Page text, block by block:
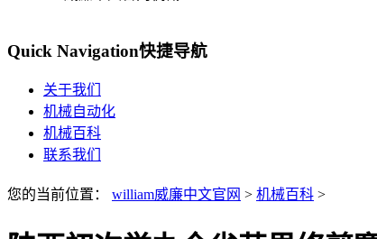
Quick Navigation快捷导航
关于我们
机械自动化
机械百科
联系我们
您的当前位置： william威廉中文官网 > 机械百科 >